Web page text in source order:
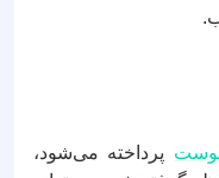
پرداخته می‌شود،